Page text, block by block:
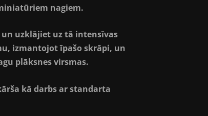
nagiem.
uzklājiet uz tā intensīvas
izmantojot īpašo skrāpi, un
plāksnes virsmas.
kā darbs ar standarta